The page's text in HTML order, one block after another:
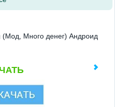
(Мод, Много денег) Андроид